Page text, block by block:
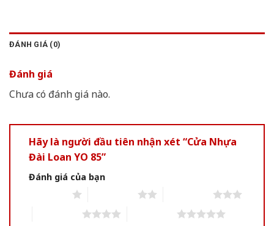
ĐÁNH GIÁ (0)
Đánh giá
Chưa có đánh giá nào.
Hãy là người đầu tiên nhận xét “Cửa Nhựa
Đài Loan YO 85”
Đánh giá của bạn